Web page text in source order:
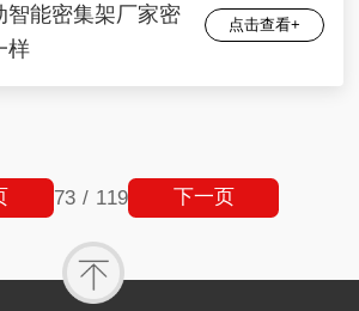
智能密集架厂家密
样
点击查看+
73 / 119 下一页